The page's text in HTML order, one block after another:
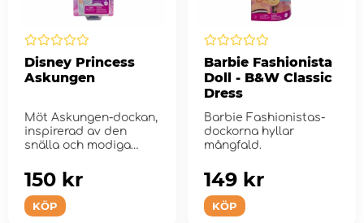
Disney Princess
Askungen
Möt Askungen-dockan,
inspirerad av den
snälla och modiga
KÖP
150 kr
Barbie Fashionista
Doll - B&W Classic
Dress
Barbie Fashionistas-
dockorna hyllar
mångfald.
KÖP
149 kr